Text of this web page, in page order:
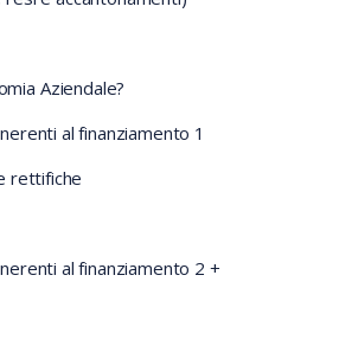
Aziendale?
al finanziamento 1
rettifiche
al finanziamento 2 +